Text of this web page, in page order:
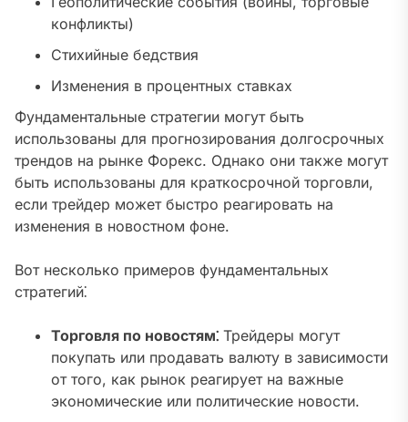
конфликты)
Стихийные бедствия
Изменения в процентных ставках
Фундаментальные стратегии могут быть
использованы для прогнозирования долгосрочных
трендов на рынке Форекс. Однако они также могут
быть использованы для краткосрочной торговли,
если трейдер может быстро реагировать на
изменения в новостном фоне.
Вот несколько примеров фундаментальных
стратегий⁚
Торговля по новостям⁚ Трейдеры могут
покупать или продавать валюту в зависимости
от того, как рынок реагирует на важные
экономические или политические новости.